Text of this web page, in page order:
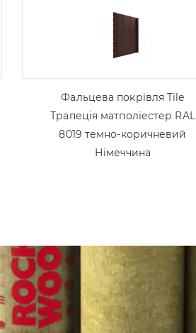
Фальцева покрівля Tile
Трапеція матполіестер RAL
8019 темно-коричневий
Німеччина